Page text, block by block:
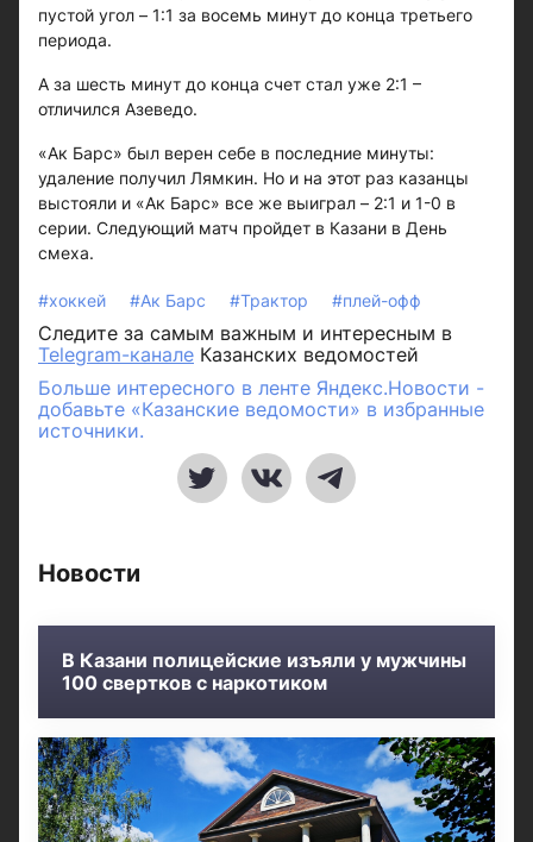
пустой угол – 1:1 за восемь минут до конца третьего
периода.
А за шесть минут до конца счет стал уже 2:1 –
отличился Азеведо.
«Ак Барс» был верен себе в последние минуты:
удаление получил Лямкин. Но и на этот раз казанцы
выстояли и «Ак Барс» все же выиграл – 2:1 и 1-0 в
серии. Следующий матч пройдет в Казани в День
смеха.
#хоккей #Ак Барс #Трактор #плей-офф
Следите за самым важным и интересным в
Telegram-канале Казанских ведомостей
Больше интересного в ленте Яндекс.Новости -
добавьте «Казанские ведомости» в избранные
источники.
Новости
В Казани полицейские изъяли у мужчины
100 свертков с наркотиком